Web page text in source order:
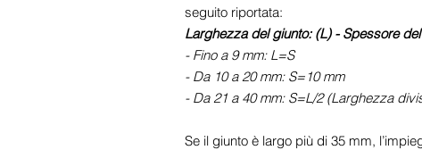
seguito riportata:
Larghezza del giunto: (L) - Spessore
- Fino a 9 mm: L=S
- Da 10 a 20 mm: S=10 mm
- Da 21 a 40 mm: S=L/2 (Larghezza
Se il giunto è largo più di 35 mm,